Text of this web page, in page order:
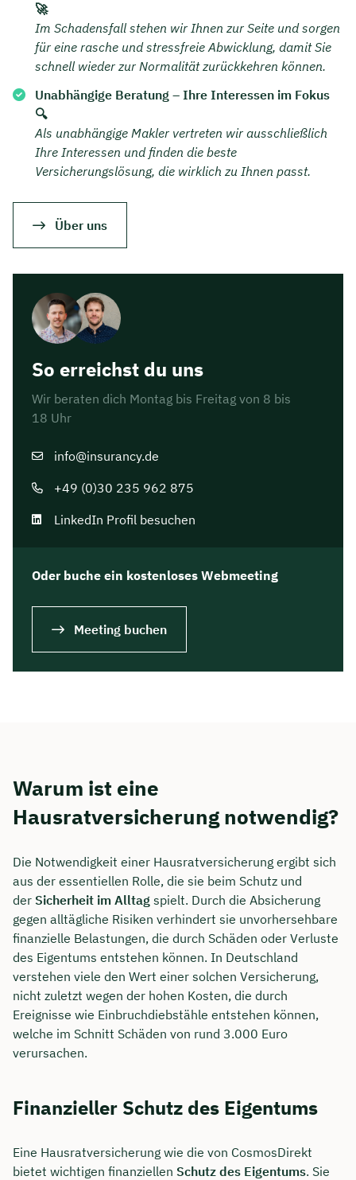
🚀
Im Schadensfall stehen wir Ihnen zur Seite und sorgen
für eine rasche und stressfreie Abwicklung, damit Sie
schnell wieder zur Normalität zurückkehren können.
Unabhängige Beratung – Ihre Interessen im Fokus
🔍
Als unabhängige Makler vertreten wir ausschließlich
Ihre Interessen und finden die beste
Versicherungslösung, die wirklich zu Ihnen passt.
Über uns
So erreichst du uns
Wir beraten dich Montag bis Freitag von 8 bis
18 Uhr
info@insurancy.de
+49 (0)30 235 962 875
LinkedIn Profil besuchen
Oder buche ein kostenloses Webmeeting
Meeting buchen
Warum ist eine
Hausratversicherung notwendig?
Die Notwendigkeit einer Hausratversicherung ergibt sich
aus der essentiellen Rolle, die sie beim Schutz und
der Sicherheit im Alltag spielt. Durch die Absicherung
gegen alltägliche Risiken verhindert sie unvorhersehbare
finanzielle Belastungen, die durch Schäden oder Verluste
des Eigentums entstehen können. In Deutschland
verstehen viele den Wert einer solchen Versicherung,
nicht zuletzt wegen der hohen Kosten, die durch
Ereignisse wie Einbruchdiebstähle entstehen können,
welche im Schnitt Schäden von rund 3.000 Euro
verursachen.
Finanzieller Schutz des Eigentums
Eine Hausratversicherung wie die von CosmosDirekt
bietet wichtigen finanziellen Schutz des Eigentums. Sie